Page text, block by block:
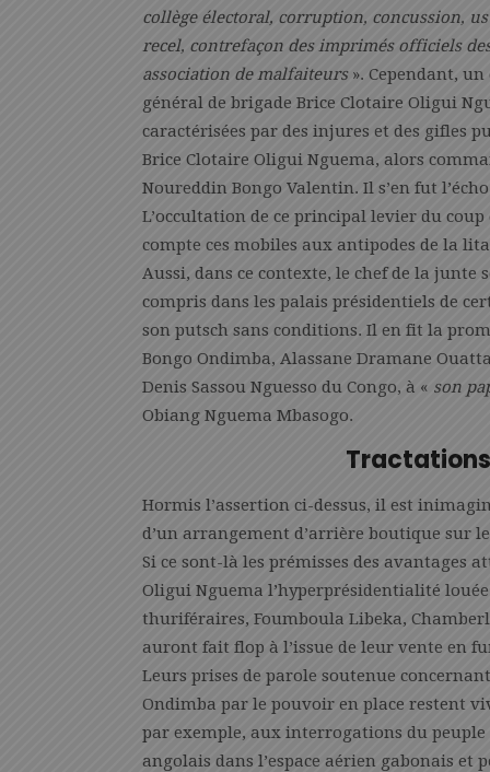
collège électoral, corruption, concussion,
recel, contrefaçon des imprimés officiels
association de malfaiteurs». Cependant, un
général de brigade Brice Clotaire Oligui
caractérisées par des injures et des gifles
Brice Clotaire Oligui Nguema, alors
Noureddin Bongo Valentin. Il s’en fut
L’occultation de ce principal levier du
compte ces mobiles aux antipodes de la
Aussi, dans ce contexte, le chef de la
compris dans les palais présidentiels de
son putsch sans conditions. Il en fit la
Bongo Ondimba, Alassane Dramane
Denis Sassou Nguesso du Congo, à « son
Obiang Nguema Mbasogo.
Hormis l’assertion ci-dessus, il est
d’un arrangement d’arrière boutique sur
Si ce sont-là les prémisses des avantages
Oligui Nguema l’hyperprésidentialité
thuriféraires, Foumboula Libeka,
auront fait flop à l’issue de leur vente en
Leurs prises de parole soutenue
Ondimba par le pouvoir en place restent
par exemple, aux interrogations du
angolais dans l’espace aérien gabonais